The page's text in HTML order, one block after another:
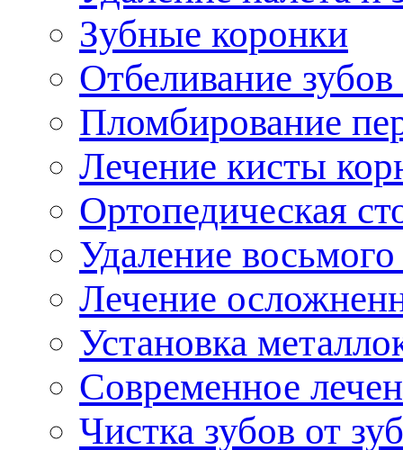
Зубные коронки
Отбеливание
Пломбирование
Лечение кисты
Ортопедическая
Удаление восьмого
Лечение
Установка
Современное
Чистка зубов от